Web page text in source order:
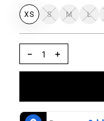
XS S M L
＋
－